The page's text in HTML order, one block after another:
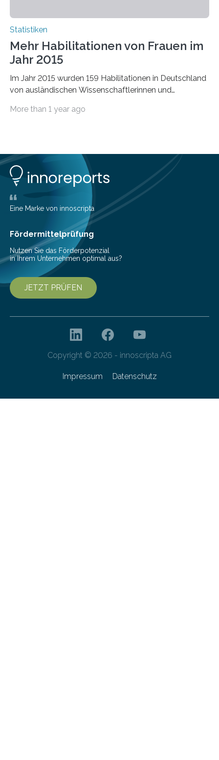
Statistiken
Mehr Habilitationen von Frauen im
Jahr 2015
Im Jahr 2015 wurden 159 Habilitationen in Deutschland
von ausländischen Wissenschaftlerinnen und
More than 1 year ago
Eine Marke von innoscripta
Fördermittelprüfung
Nutzen Sie das Förderpotenzial
in Ihrem Unternehmen optimal aus?
JETZT PRÜFEN
Copyright © 2026 - innoscripta AG
Impressum Datenschutz